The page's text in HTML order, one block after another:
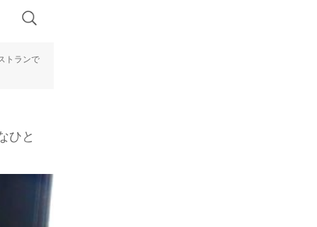
トランで
ひと